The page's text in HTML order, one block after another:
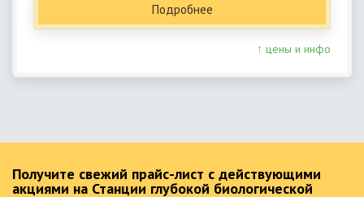
Подробнее
↑ цены и инфо
Получите свежий прайс-лист с действующими
акциями на Станции глубокой биологической